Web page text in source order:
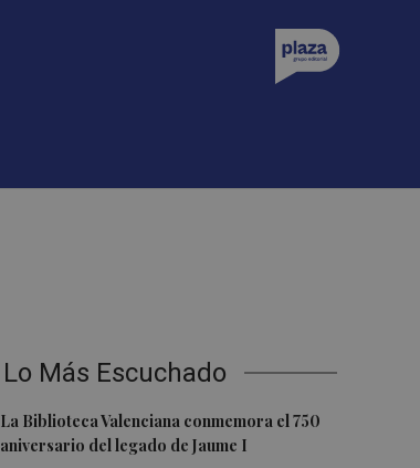
Lo Más Escuchado
La Biblioteca Valenciana conmemora el 750
aniversario del legado de Jaume I